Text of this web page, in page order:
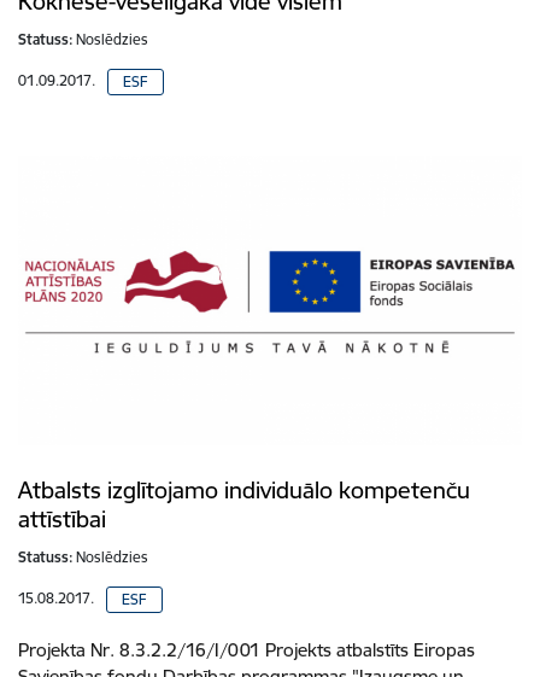
Statuss: Noslēdzies
01.09.2017. ESF
Atbalsts izglītojamo individuālo kompetenču
attīstībai
Statuss: Noslēdzies
15.08.2017. ESF
Projekta Nr. 8.3.2.2/16/I/001 Projekts atbalstīts Eiropas